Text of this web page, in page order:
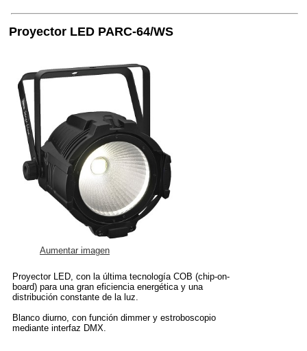
Proyector LED PARC-64/WS
Aumentar imagen
Proyector LED, con la última tecnología COB (chip-on-
board) para una gran eficiencia energética y una
distribución constante de la luz.
Blanco diurno, con función dimmer y estroboscopio
mediante interfaz DMX.